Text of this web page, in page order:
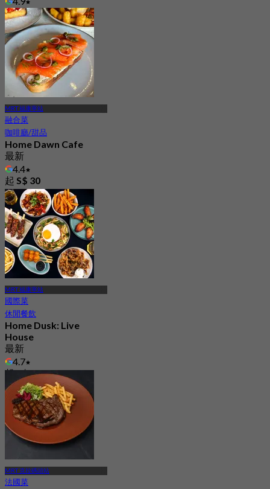
起S$ 62.5
MRT 福康寧站
融合菜
咖啡廳/甜品
Home Dawn Cafe
最新
4.4
起 S$ 30
MRT 福康寧站
國際菜
休閒餐飲
Home Dusk: Live
House
最新
4.7
起S$ 11
MRT 克拉碼頭站
法國菜